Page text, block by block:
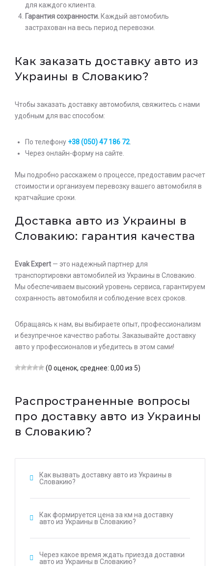
для каждого клиента.
Гарантия сохранности. Каждый автомобиль
застрахован на весь период перевозки.
Как заказать доставку авто из
Украины в Словакию?
Чтобы заказать доставку автомобиля, свяжитесь с нами
удобным для вас способом:
По телефону +38 (050) 47 186 72.
Через онлайн-форму на сайте.
Мы подробно расскажем о процессе, предоставим расчет
стоимости и организуем перевозку вашего автомобиля в
кратчайшие сроки.
Доставка авто из Украины в
Словакию: гарантия качества
Evak Expert — это надежный партнер для
транспортировки автомобилей из Украины в Словакию.
Мы обеспечиваем высокий уровень сервиса, гарантируем
сохранность автомобиля и соблюдение всех сроков.
Обращаясь к нам, вы выбираете опыт, профессионализм
и безупречное качество работы. Заказывайте доставку
авто у профессионалов и убедитесь в этом сами!
(0 оценок, среднее: 0,00 из 5)
Распространенные вопросы
про доставку авто из Украины
в Словакию?
Как вызвать доставку авто из Украины в
Словакию?
Как формируется цена за км на доставку
авто из Украины в Словакию?
Через какое время ждать приезда доставки
авто из Украины в Словакию?